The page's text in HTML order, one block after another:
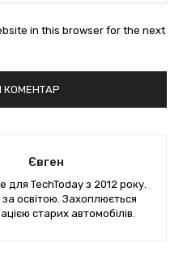
in this browser for the next
Євген
для TechToday з 2012 року.
освітою. Захоплюється
старих автомобілів.